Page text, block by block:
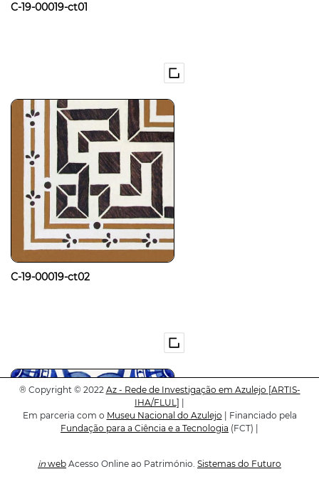
C-19-00019-ct01
C-19-00019-ct02
® Copyright © 2022 Az - Rede de Investigação em Azulejo [ARTIS-
IHA/FLUL]
Em parceria com o Museu Nacional do Azulejo | Financiado pela
Fundação para a Ciência e a Tecnologia (FCT) |
in web Acesso Online ao Património. Sistemas do Futuro